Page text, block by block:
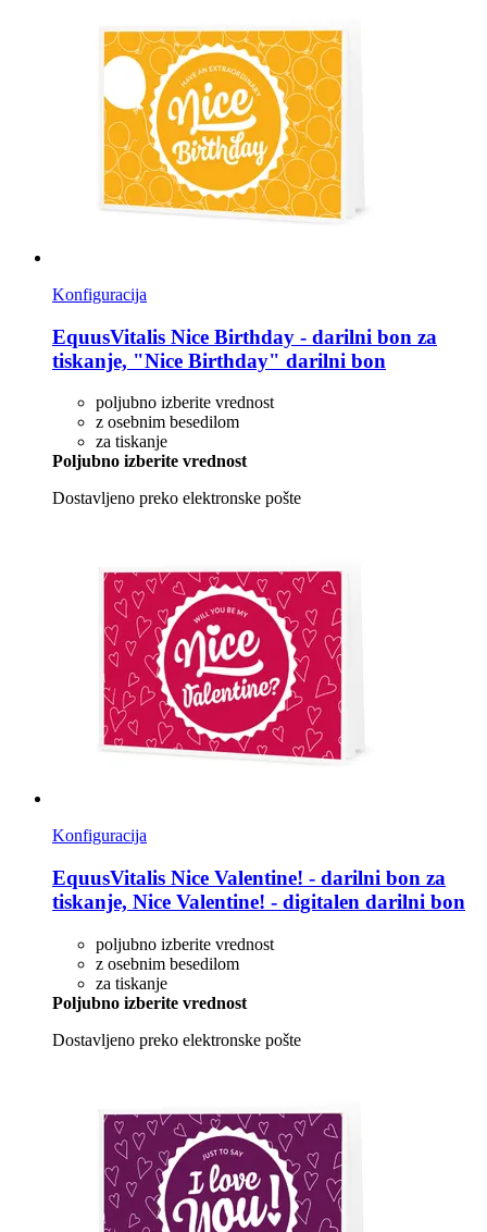
Konfiguracija
EquusVitalis Nice Birthday -​ darilni bon za
tiskanje, "Nice Birthday" darilni bon
poljubno izberite vrednost
z osebnim besedilom
za tiskanje
Poljubno izberite vrednost
Dostavljeno preko elektronske pošte
Konfiguracija
EquusVitalis Nice Valentine! -​ darilni bon za
tiskanje, Nice Valentine! -​ digitalen darilni bon
poljubno izberite vrednost
z osebnim besedilom
za tiskanje
Poljubno izberite vrednost
Dostavljeno preko elektronske pošte